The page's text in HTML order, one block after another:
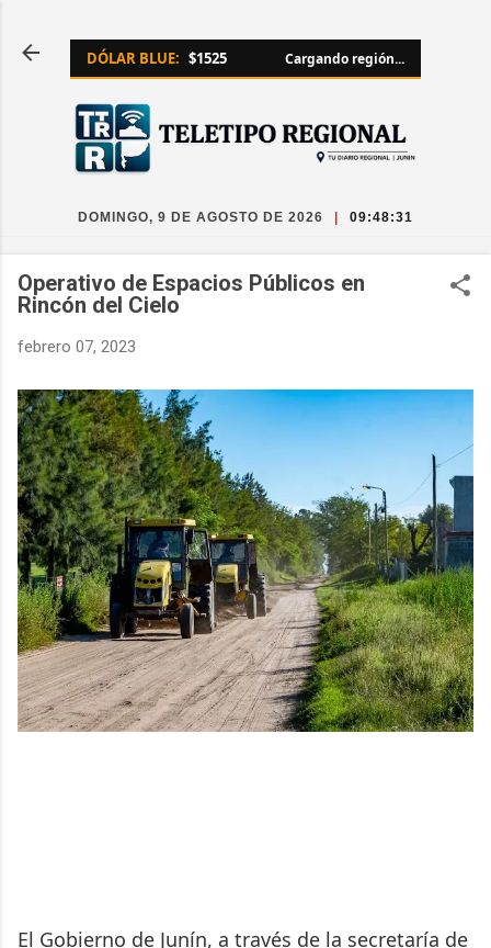
DÓLAR BLUE: $1525 Cargando región...
DOMINGO, 9 DE AGOSTO DE 2026 09:48:31
Operativo de Espacios Públicos en
Rincón del Cielo
febrero 07, 2023
El Gobierno de Junín, a través de la secretaría de